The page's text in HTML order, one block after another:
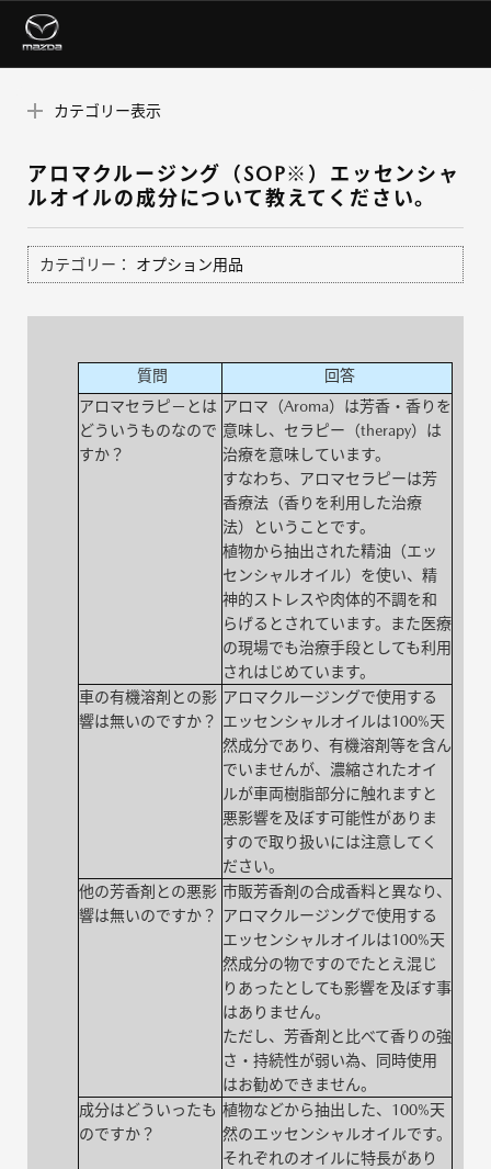
カテゴリー表示
アロマクルージング（SOP※）エッセンシャ
ルオイルの成分について教えてください。
カテゴリー： オプション用品
質問
回答
アロマセラピ－とは
どういうものなので
すか？
アロマ（Aroma）は芳香・香りを
意味し、セラピー（therapy）は
治療を意味しています。
すなわち、アロマセラピーは芳
香療法（香りを利用した治療
法）ということです。
植物から抽出された精油（エッ
センシャルオイル）を使い、精
神的ストレスや肉体的不調を和
らげるとされています。また医療
の現場でも治療手段としても利用
されはじめています。
車の有機溶剤との影
響は無いのですか？
アロマクルージングで使用する
エッセンシャルオイルは100%天
然成分であり、有機溶剤等を含ん
でいませんが、濃縮されたオイ
ルが車両樹脂部分に触れますと
悪影響を及ぼす可能性がありま
すので取り扱いには注意してく
ださい。
他の芳香剤との悪影
響は無いのですか？
市販芳香剤の合成香料と異なり、
アロマクルージングで使用する
エッセンシャルオイルは100%天
然成分の物ですのでたとえ混じ
りあったとしても影響を及ぼす事
はありません。
ただし、芳香剤と比べて香りの強
さ・持続性が弱い為、同時使用
はお勧めできません。
成分はどういったも
のですか？
植物などから抽出した、100%天
然のエッセンシャルオイルです。
それぞれのオイルに特長があり